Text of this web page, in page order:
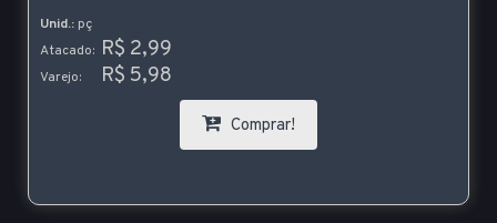
Unid.: pç
Atacado: R$ 2,99
Varejo: R$ 5,98
Comprar!